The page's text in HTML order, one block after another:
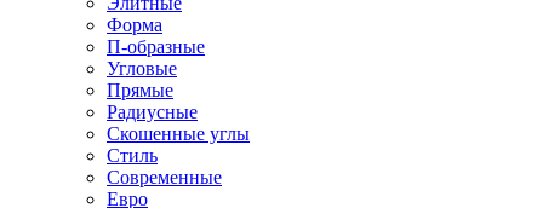
Форма
П-образные
Угловые
Прямые
Радиусные
Скошенные углы
Стиль
Современные
Евро